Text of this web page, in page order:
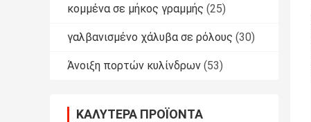
κομμένα σε μήκος γραμμής (25)
γαλβανισμένο χάλυβα σε ρόλους (30)
Άνοιξη πορτών κυλίνδρων (53)
ΚΑΛΎΤΕΡΑ ΠΡΟΪΌΝΤΑ